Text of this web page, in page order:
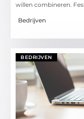
willen combineren.
Bedrijven
BEDRIJVEN